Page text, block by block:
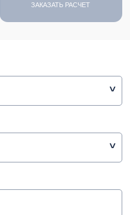
ЗАКАЗАТЬ РАСЧЕТ